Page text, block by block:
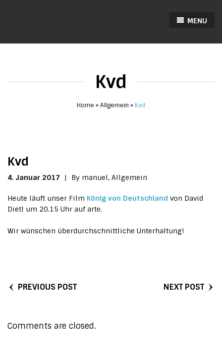
MENU
Kvd
Home Allgemein Kvd
Kvd
4. Januar 2017 | By manuel, Allgemein
Heute läuft unser Film König von Deutschland von David
Dietl um 20.15 Uhr auf arte.
Wir wünschen überdurchschnittliche Unterhaltung!
PREVIOUS POST NEXT POST
Comments are closed.